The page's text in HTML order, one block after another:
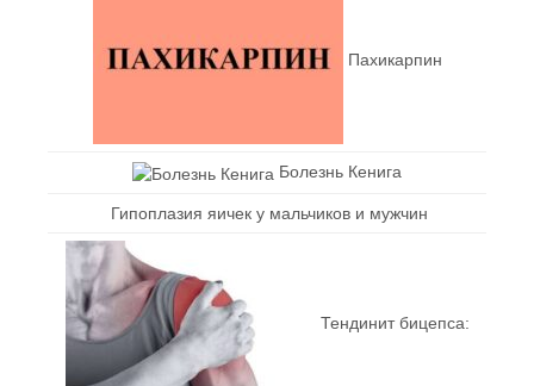
Пахикарпин
Болезнь Кенига
Гипоплазия яичек у мальчиков и мужчин
Тендинит бицепса: